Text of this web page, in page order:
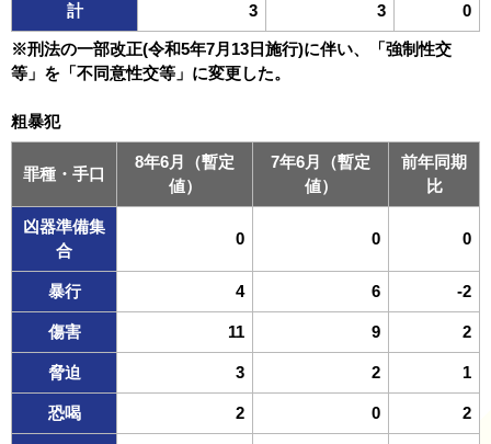
計 3 3 0
※刑法の一部改正(令和5年7月13日施行)に伴い、「強制性交
等」を「不同意性交等」に変更した。
粗暴犯
罪種・手口
8年6月（暫定
値）
7年6月（暫定
値）
前年同期
比
凶器準備集
合
0 0 0
暴行 4 6 -2
傷害 11 9 2
脅迫 3 2 1
恐喝 2 0 2